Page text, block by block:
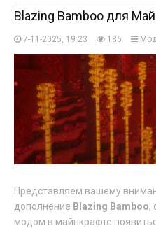
Blazing Bamboo для
7-11-2025, 19:23 186
Представляем вашему
дополнение Blazing Bamboo,
модом в майнкрафте